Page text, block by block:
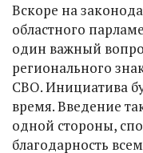
Вскоре на
областного
один важный
регионального
СВО. Инициатива
время. Введение
одной стороны,
благодарность